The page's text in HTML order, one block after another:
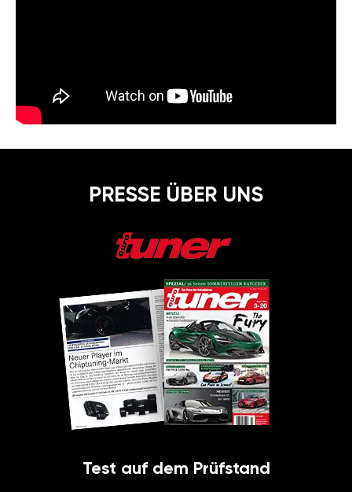
PRESSE ÜBER UNS
Test auf dem Prüfstand